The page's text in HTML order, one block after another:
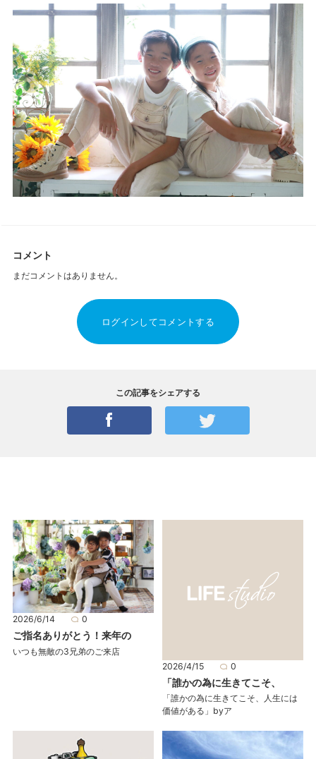
コメント
まだコメントはありません。
ログインしてコメントする
この記事をシェアする
2026/6/14 0
ご指名ありがとう！来年の
いつも無敵の3兄弟のご来店
2026/4/15
0
「誰かの為に生きてこそ、
「誰かの為に生きてこそ、人生には
価値がある」byア